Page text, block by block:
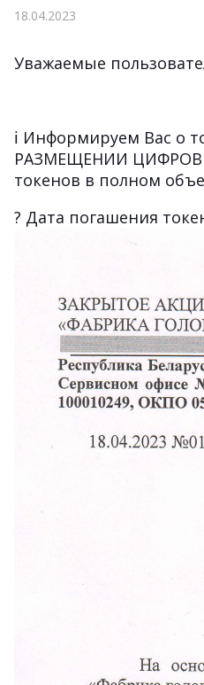
18.04.2023
Уважаемые
ℹ️ Информируем Вас о
РАЗМЕЩЕНИИ
токенов в полном
? Дата погашения